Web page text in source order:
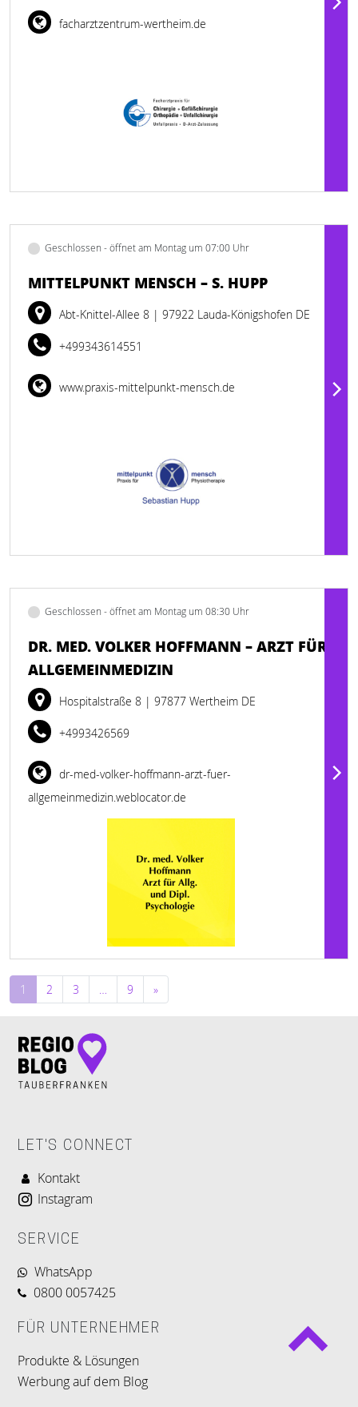
facharztzentrum-wertheim.de
Geschlossen - öffnet am Montag um 07:00 Uhr
MITTELPUNKT MENSCH – S. HUPP
Abt-Knittel-Allee 8 | 97922 Lauda-Königshofen DE
+499343614551
www.praxis-mittelpunkt-mensch.de
Geschlossen - öffnet am Montag um 08:30 Uhr
DR. MED. VOLKER HOFFMANN – ARZT FÜR
ALLGEMEINMEDIZIN
Hospitalstraße 8 | 97877 Wertheim DE
+4993426569
dr-med-volker-hoffmann-arzt-fuer-
allgemeinmedizin.weblocator.de
Beitragsnavigation
1 2 3 … 9 »
LET'S CONNECT
Kontakt
Instagram
SERVICE
WhatsApp
0800 0057425
FÜR UNTERNEHMER
Produkte & Lösungen
Werbung auf dem Blog